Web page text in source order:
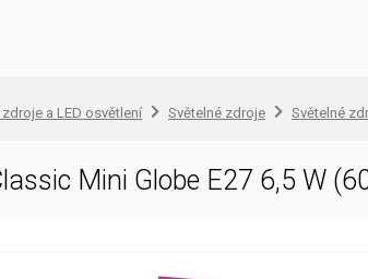
a LED osvětlení Světelné zdroje Světelné
Mini Globe E27 6,5 W